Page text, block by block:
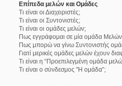
Επίπεδα μελών και Ομάδες
Τι είναι οι Διαχειριστές;
Τι είναι οι Συντονιστές;
Τι είναι οι ομάδες μελών;
Πως εγγράφομαι σε μία ομάδα
Πως μπορώ να γίνω Συντονιστής
Γιατί μερικές ομάδες μελών έχουν
Τι είναι η “Προεπιλεγμένη ομάδα
Τι είναι ο σύνδεσμος "Η ομάδα”;